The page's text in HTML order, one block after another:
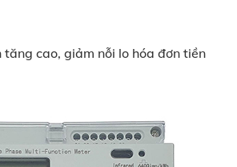
tăng cao, giảm nỗi lo hóa đơn tiền